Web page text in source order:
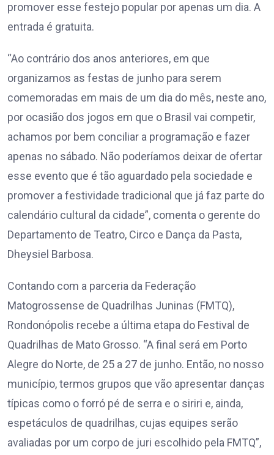
promover esse festejo popular por apenas um dia. A
entrada é gratuita.
“Ao contrário dos anos anteriores, em que
organizamos as festas de junho para serem
comemoradas em mais de um dia do mês, neste ano,
por ocasião dos jogos em que o Brasil vai competir,
achamos por bem conciliar a programação e fazer
apenas no sábado. Não poderíamos deixar de ofertar
esse evento que é tão aguardado pela sociedade e
promover a festividade tradicional que já faz parte do
calendário cultural da cidade”, comenta o gerente do
Departamento de Teatro, Circo e Dança da Pasta,
Dheysiel Barbosa.
Contando com a parceria da Federação
Matogrossense de Quadrilhas Juninas (FMTQ),
Rondonópolis recebe a última etapa do Festival de
Quadrilhas de Mato Grosso. “A final será em Porto
Alegre do Norte, de 25 a 27 de junho. Então, no nosso
município, termos grupos que vão apresentar danças
típicas como o forró pé de serra e o siriri e, ainda,
espetáculos de quadrilhas, cujas equipes serão
avaliadas por um corpo de juri escolhido pela FMTQ”,